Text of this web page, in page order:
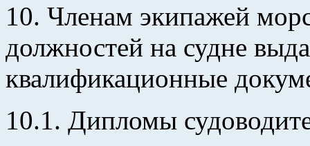
10. Членам экипажей
должностей на судне
квалификационные
10.1. Дипломы